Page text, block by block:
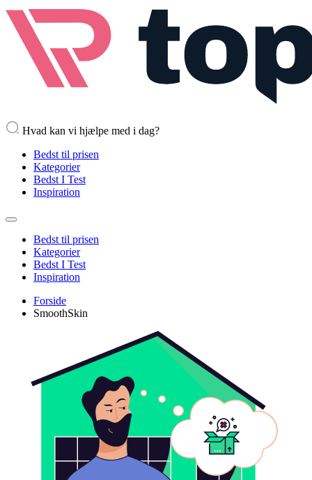
Hvad kan vi hjælpe med i dag?
Bedst til prisen
Kategorier
Bedst I Test
Inspiration
Bedst til prisen
Kategorier
Bedst I Test
Inspiration
Forside
SmoothSkin